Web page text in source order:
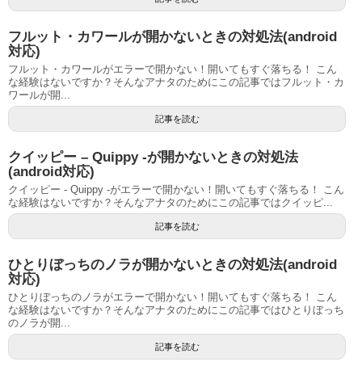
フルット・カワールが開かないときの対処法(android
対応)
フルット・カワールがエラーで開かない！開いてもすぐ落ちる！ こん
な経験はないですか？そんなアナタのためにこの記事ではフルット・カ
ワールが開...
記事を読む
クイッピー – Quippy -が開かないときの対処法
(android対応)
クイッピー - Quippy -がエラーで開かない！開いてもすぐ落ちる！ こん
な経験はないですか？そんなアナタのためにこの記事ではクイッピ...
記事を読む
ひとりぼっちのノラが開かないときの対処法(android
対応)
ひとりぼっちのノラがエラーで開かない！開いてもすぐ落ちる！ こん
な経験はないですか？そんなアナタのためにこの記事ではひとりぼっち
のノラが開...
記事を読む